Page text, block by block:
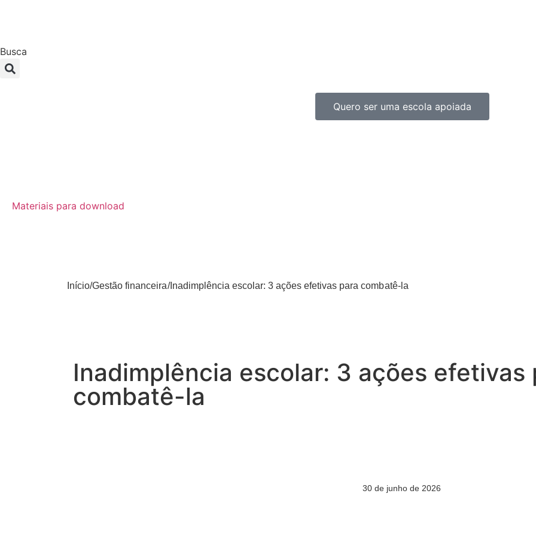
Busca
Quero ser uma escola apoiada
Materiais para download
Início/Gestão financeira/Inadimplência escolar: 3 ações efetivas para combatê-la
Inadimplência escolar: 3 ações efetivas
combatê-la
30 de junho de 2026